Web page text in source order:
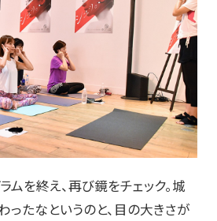
を終え、再び鏡をチェック。城
ったなというのと、目の大きさが